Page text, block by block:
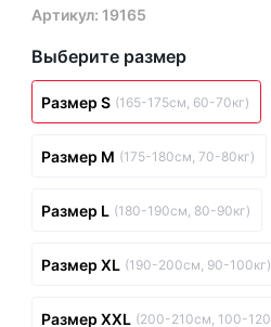
Артикул: 19165
Выберите размер
Размер S (165-175см, 60-70кг)
Размер M (175-180см, 70-80кг)
Размер L (180-190см, 80-90кг)
Размер XL (190-200см, 90-100кг)
Размер XXL (200-210см, 100-